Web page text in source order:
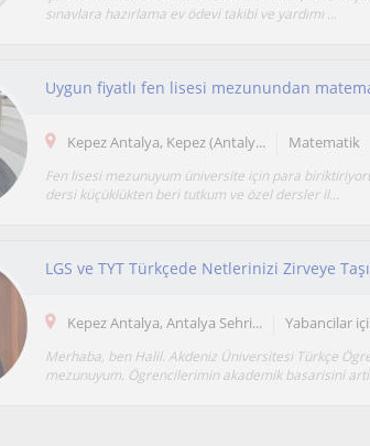
sınavlara hazırlama ev ödevi takibi ve yardımı ...
Uygun fiyatlı fen lisesi mezunundan
Kepez Antalya, Kepez (Antaly... Matematik
Fen lisesi mezunuyum üniversite için para
dersi küçüklükten beri tutkum ve özel dersler il...
LGS ve TYT Türkçede Netlerinizi Zirveye
Kepez Antalya, Antalya Sehri... Yabancilar
Merhaba, ben Halil. Akdeniz Üniversitesi Türkçe
mezunuyum. Ögrencilerimin akademik basarisini